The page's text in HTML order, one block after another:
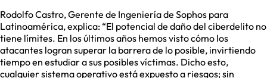
Rodolfo Castro, Gerente de Ingeniería de Sophos para
Latinoamérica, explica: “El potencial de daño del ciberdelito no
tiene límites. En los últimos años hemos visto cómo los
atacantes logran superar la barrera de lo posible, invirtiendo
tiempo en estudiar a sus posibles víctimas. Dicho esto,
cualquier sistema operativo está expuesto a riesgos; sin